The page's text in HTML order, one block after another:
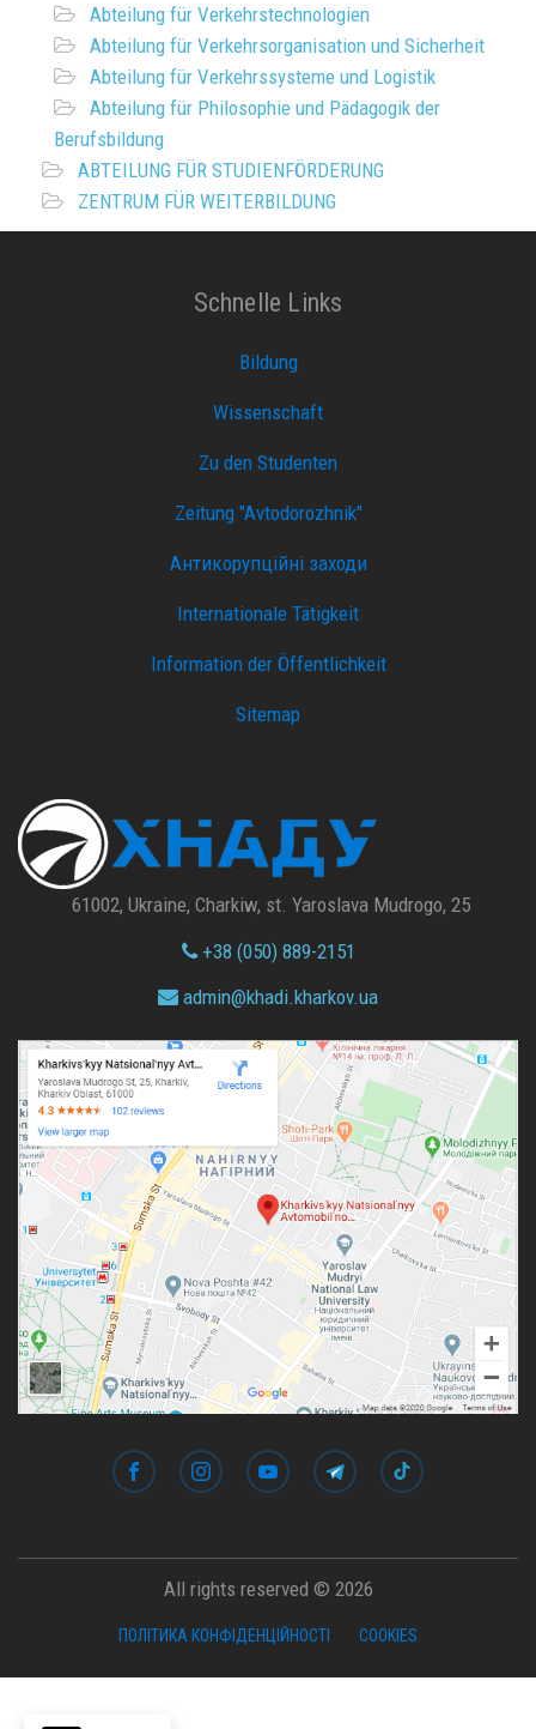
Abteilung für Verkehrstechnologien
Abteilung für Verkehrsorganisation und Sicherheit
Abteilung für Verkehrssysteme und Logistik
Abteilung für Philosophie und Pädagogik der
Berufsbildung
ABTEILUNG FÜR STUDIENFÖRDERUNG
ZENTRUM FÜR WEITERBILDUNG
Schnelle Links
Bildung
Wissenschaft
Zu den Studenten
Zeitung "Avtodorozhnik"
Антикорупційні заходи
Internationale Tätigkeit
Information der Öffentlichkeit
Sitemap
61002, Ukraine, Charkiw, st. Yaroslava Mudrogo, 25
+38 (050) 889-2151
admin@khadi.kharkov.ua
All rights reserved © 2026
ПОЛІТИКА КОНФІДЕНЦІЙНОСТІ COOKIES